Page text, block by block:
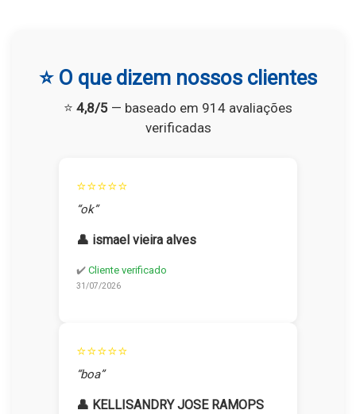
⭐ O que dizem nossos clientes
⭐ 4,8/5 — baseado em 914 avaliações
verificadas
⭐⭐⭐⭐⭐
“ok”
👤 ismael vieira alves
✔️ Cliente verificado
31/07/2026
⭐⭐⭐⭐⭐
“boa”
👤 KELLISANDRY JOSE RAMOPS